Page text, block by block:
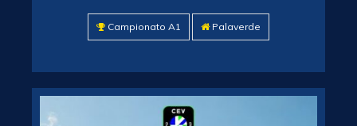
Campionato A1 Palaverde